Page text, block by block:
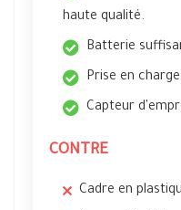
haute qualité.
Batterie
Prise en
Capteur
CONTRE
Cadre en